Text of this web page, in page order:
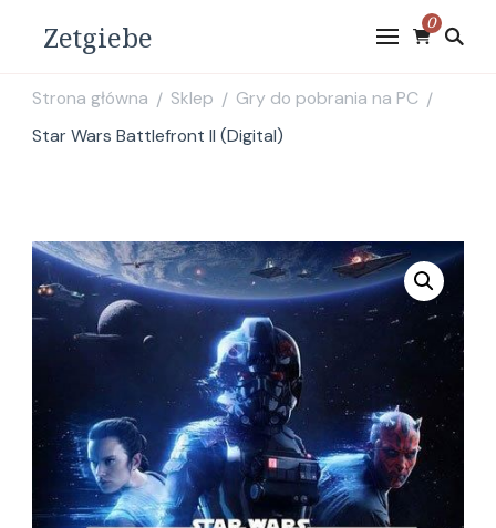
Zetgiebe 0
Strona główna / Sklep / Gry do pobrania na PC /
Star Wars Battlefront II (Digital)